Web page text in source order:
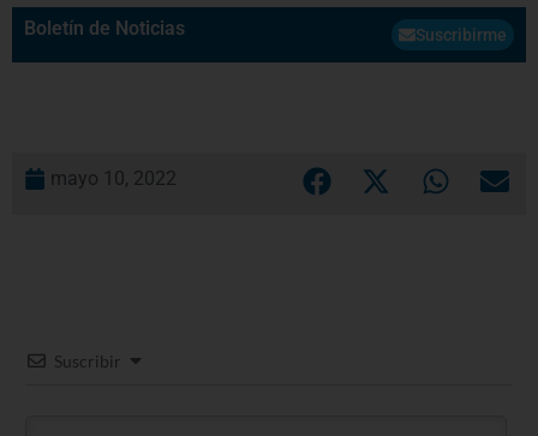
Boletín de Noticias Suscribirme
mayo 10, 2022
Suscribir